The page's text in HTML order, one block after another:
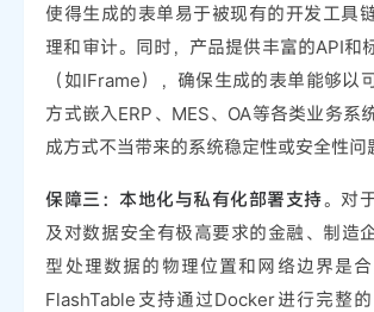
使得生成的表单易于被现有的开发工具
理和审计。同时，产品提供丰富的API和
（如IFrame），确保生成的表单能够以
方式嵌入ERP、MES、OA等各类业务系
成方式不当带来的系统稳定性或安全性问
保障三：本地化与私有化部署支持。对
及对数据安全有极高要求的金融、制造
型处理数据的物理位置和网络边界是合
FlashTable支持通过Docker进行完整